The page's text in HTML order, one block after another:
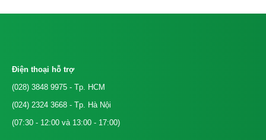
Điện thoại hỗ trợ
(028) 3848 9975 - Tp. HCM
(024) 2324 3668 - Tp. Hà Nội
(07:30 - 12:00 và 13:00 - 17:00)